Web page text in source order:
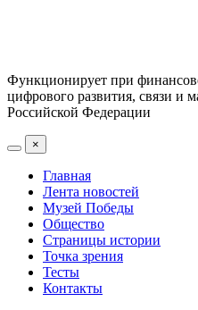
Функционирует при
цифрового развития, связи и
Российской Федерации
×
Главная
Лента новостей
Музей Победы
Общество
Страницы истории
Точка зрения
Тесты
Контакты